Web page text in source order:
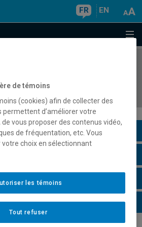
FR EN
de témoins
(cookies) afin de collecter des
d’améliorer votre
vous proposer des contenus vidéo,
de fréquentation, etc. Vous
choix en sélectionnant
Tout refuser
les témoins